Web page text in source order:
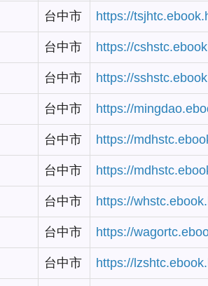
台中市 https://
台中市 https://
台中市 https://
台中市 https://
台中市 https://
台中市 https://
台中市 https://
台中市 https://
台中市 https://